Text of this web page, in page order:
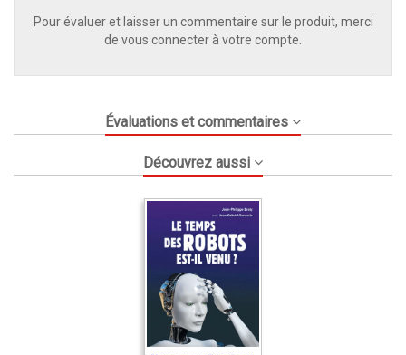
Pour évaluer et laisser un commentaire sur le produit, merci
de vous connecter à votre compte.
Évaluations et commentaires
Découvrez aussi